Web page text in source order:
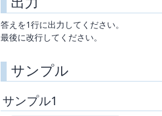
\le
5
答えを1行に出力してください。
最後に改行してください。
サンプル
サンプル1